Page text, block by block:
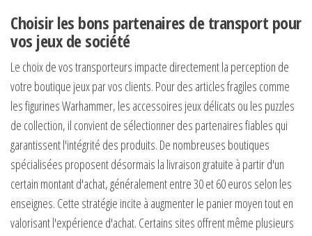
Choisir les bons partenaires de transport pour
vos jeux de société
Le choix de vos transporteurs impacte directement la perception de
votre boutique jeux par vos clients. Pour des articles fragiles comme
les figurines Warhammer, les accessoires jeux délicats ou les puzzles
de collection, il convient de sélectionner des partenaires fiables qui
garantissent l'intégrité des produits. De nombreuses boutiques
spécialisées proposent désormais la livraison gratuite à partir d'un
certain montant d'achat, généralement entre 30 et 60 euros selon les
enseignes. Cette stratégie incite à augmenter le panier moyen tout en
valorisant l'expérience d'achat. Certains sites offrent même plusieurs